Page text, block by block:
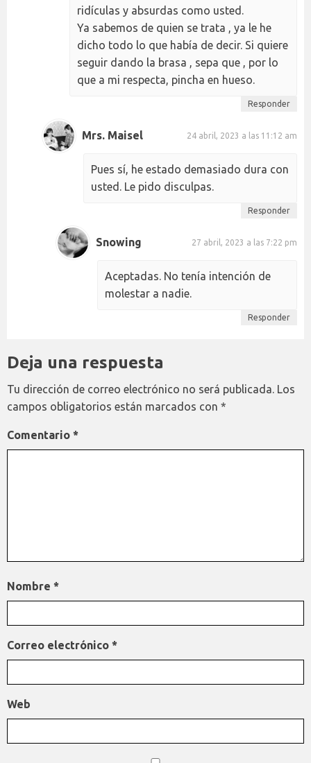
ridículas y absurdas como usted.
Ya sabemos de quien se trata , ya le he
dicho todo lo que había de decir. Si quiere
seguir dando la brasa , sepa que , por lo
que a mi respecta, pincha en hueso.
Responder
Mrs. Maisel 24 abril, 2023 a las 11:12 am
Pues sí, he estado demasiado dura con
usted. Le pido disculpas.
Responder
Snowing 27 abril, 2023 a las 7:22 pm
Aceptadas. No tenía intención de
molestar a nadie.
Responder
Deja una respuesta
Tu dirección de correo electrónico no será publicada. Los
campos obligatorios están marcados con *
Comentario *
Nombre *
Correo electrónico *
Web